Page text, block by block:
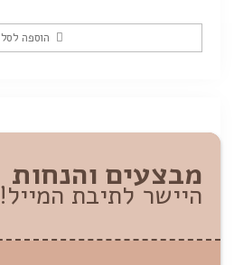
הוספה לסל
מבצעים והנחות
היישר לתיבת המייל!